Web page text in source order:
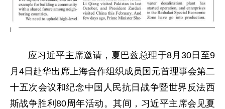
应习近平主席邀请，夏巴兹总理于8月30日至9
月4日赴华出席上海合作组织成员国元首理事会第二
十五次会议和纪念中国人民抗日战争暨世界反法西
斯战争胜利80周年活动。其间，习近平主席会见夏